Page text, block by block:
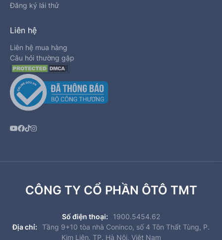
Đăng ký lái thử
Liên hệ
Liên hệ mua hàng
Câu hỏi thường gặp
CÔNG TY CỔ PHẦN ÔTÔ TMT
Số điện thoại:
1900.5454.62
Địa chỉ:
Tầng 9+10 tòa nhà Coninco, số 4 Tôn Thất Tùng, P.
Kim Liên, TP. Hà Nội, Việt Nam